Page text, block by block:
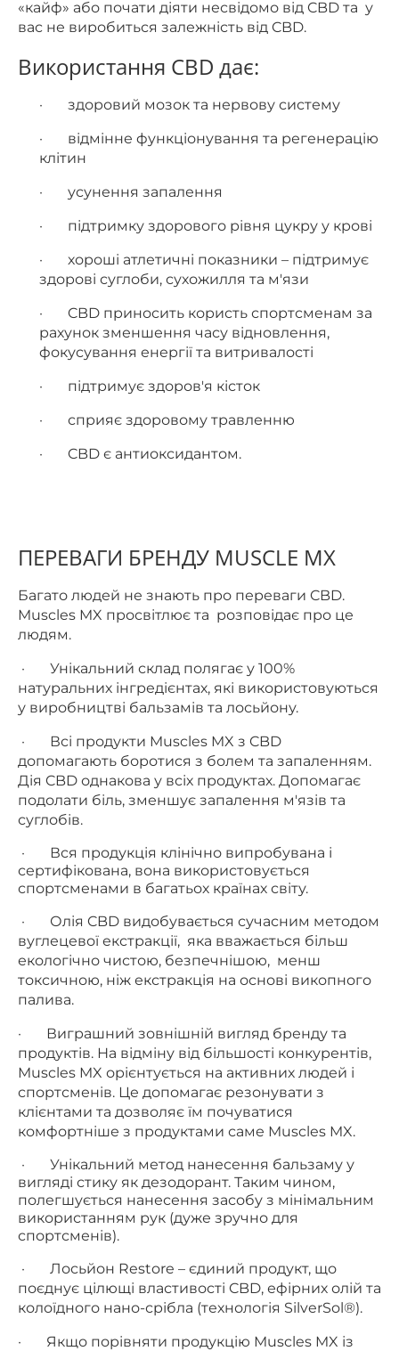
«кайф» або почати діяти несвідомо від CBD та у
вас не виробиться залежність від CBD.
Використання CBD дає:
·
здоровий мозок та нервову систему
·
відмінне функціонування та регенерацію
клітин
·
усунення запалення
·
підтримку здорового рівня цукру у крові
·
хороші атлетичні показники – підтримує
здорові суглоби, сухожилля та м'язи
·
CBD приносить користь спортсменам за
рахунок зменшення часу відновлення,
фокусування енергії та витривалості
·
підтримує здоров'я кісток
·
сприяє здоровому травленню
·
CBD є антиоксидантом.
ПЕРЕВАГИ БРЕНДУ MUSCLE MX
Багато людей не знають про переваги CBD.
Muscles MX просвітлює та розповідає про це
людям.
·
Унікальний склад полягає у 100%
натуральних інгредієнтах, які використовуються
у виробництві бальзамів та лосьйону.
·
Всі продукти Muscles MX з CBD
допомагають боротися з болем та запаленням.
Дія CBD однакова у всіх продуктах. Допомагає
подолати біль, зменшує запалення м'язів та
суглобів.
·
Вся продукція клінічно випробувана і
сертифікована, вона використовується
спортсменами в багатьох країнах світу.
·
Олія CBD видобувається сучасним методом
вуглецевої екстракції, яка вважається більш
екологічно чистою, безпечнішою, менш
токсичною, ніж екстракція на основі викопного
палива.
·
Виграшний зовнішній вигляд бренду та
продуктів. На відміну від більшості конкурентів,
Muscles MX орієнтується на активних людей і
спортсменів. Це допомагає резонувати з
клієнтами та дозволяє їм почуватися
комфортніше з продуктами саме Muscles MX.
·
Унікальний метод нанесення бальзаму у
вигляді стику як дезодорант. Таким чином,
полегшується нанесення засобу з мінімальним
використанням рук (дуже зручно для
спортсменів).
·
Лосьйон Restore – єдиний продукт, що
поєднує цілющі властивості CBD, ефірних олій та
колоїдного нано-срібла (технологія SilverSol®).
·
Якщо порівняти продукцію Muscles MX із